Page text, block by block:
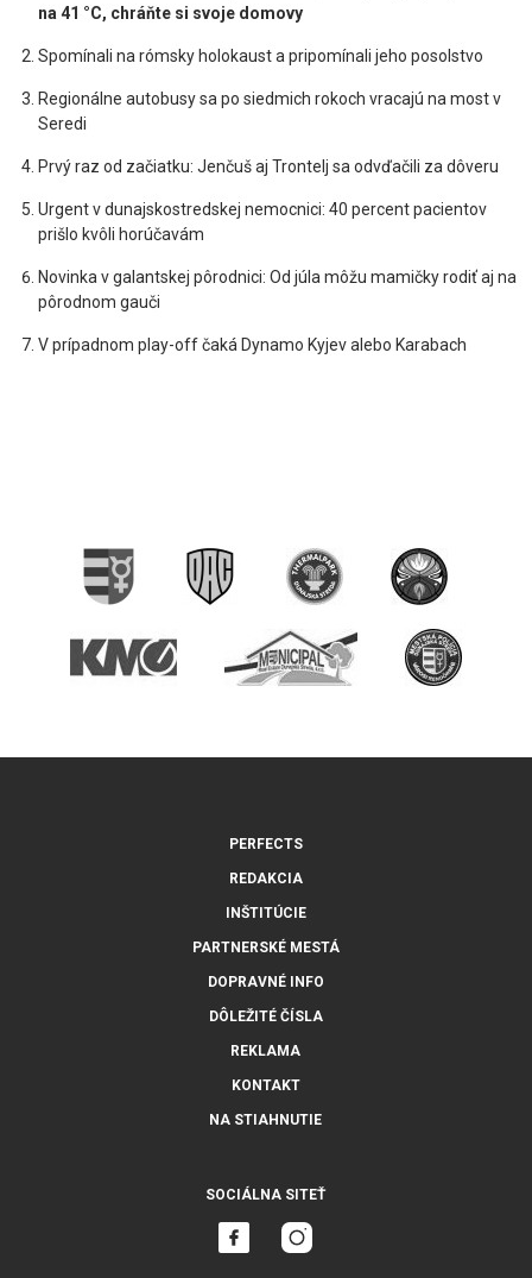
na 41 °C, chráňte si svoje domovy
Spomínali na rómsky holokaust a pripomínali jeho posolstvo
Regionálne autobusy sa po siedmich rokoch vracajú na most v
Seredi
Prvý raz od začiatku: Jenčuš aj Trontelj sa odvďačili za dôveru
Urgent v dunajskostredskej nemocnici: 40 percent pacientov
prišlo kvôli horúčavám
Novinka v galantskej pôrodnici: Od júla môžu mamičky rodiť aj na
pôrodnom gauči
V prípadnom play-off čaká Dynamo Kyjev alebo Karabach
PERFECTS
REDAKCIA
INŠTITÚCIE
PARTNERSKÉ MESTÁ
DOPRAVNÉ INFO
DÔLEŽITÉ ČÍSLA
REKLAMA
KONTAKT
NA STIAHNUTIE
SOCIÁLNA SITEŤ